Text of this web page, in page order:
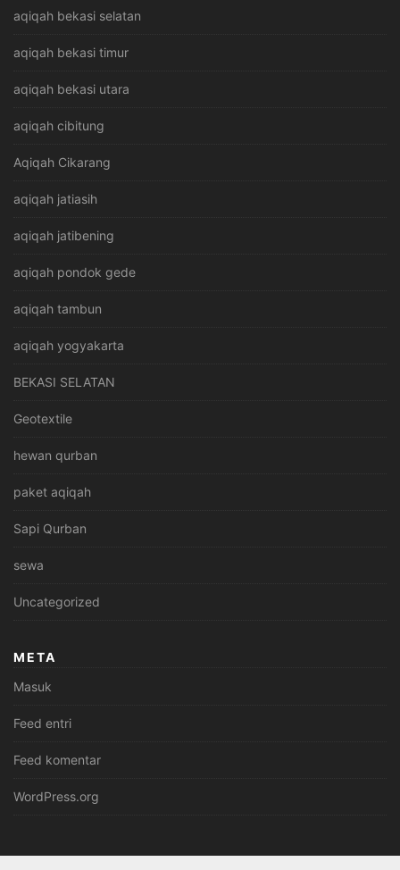
aqiqah bekasi selatan
aqiqah bekasi timur
aqiqah bekasi utara
aqiqah cibitung
Aqiqah Cikarang
aqiqah jatiasih
aqiqah jatibening
aqiqah pondok gede
aqiqah tambun
aqiqah yogyakarta
BEKASI SELATAN
Geotextile
hewan qurban
paket aqiqah
Sapi Qurban
sewa
Uncategorized
META
Masuk
Feed entri
Feed komentar
WordPress.org